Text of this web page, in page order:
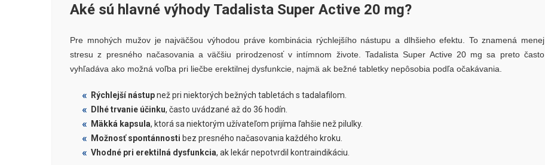
Aké sú hlavné výhody Tadalista Super Active 20 mg?
Pre mnohých mužov je najväčšou výhodou práve kombinácia rýchlejšího nástupu a dlhšieho efektu. To znamená menej
stresu z presného načasovania a väčšiu prirodzenosť v intímnom živote. Tadalista Super Active 20 mg sa preto často
vyhľadáva ako možná voľba pri liečbe erektilnej dysfunkcie, najmä ak bežné tabletky nepôsobia podľa očakávania.
Rýchlejší nástupnež pri niektorých bežných tabletách s tadalafilom.
Dlhé trvanie účinku, často uvádzané až do 36 hodín.
Mäkká kapsula, ktorá sa niektorým užívateľom prijíma ľahšie než pilulky.
Možnosť spontánnosti bez presného načasovania každého kroku.
Vhodné pri erektilná dysfunkcia, ak lekár nepotvrdil kontraindikáciu.